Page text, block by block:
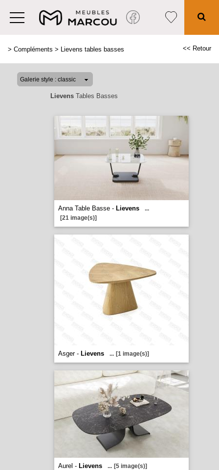
> Compléments > Lievens tables basses << Retour
LievensTables Basses
Anna Table Basse - Lievens
...
[21 image(s)]
Asger - Lievens ... [1 image(s)]
Aurel - Lievens ... [5 image(s)]